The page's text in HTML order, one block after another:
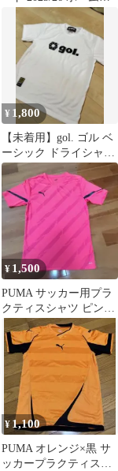
ニ XL 新品
¥ 1,800
【未着用】gol. ゴル ベ
ーシック ドライシャツ
プラシャツ ホワイト L
¥ 1,500
PUMA サッカー用プラ
クティスシャツ ピンク
¥ 1,100
PUMA オレンジ×黒 サ
ッカープラクティスシ